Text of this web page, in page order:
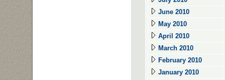
June 2010
May 2010
April 2010
March 2010
February 2010
January 2010